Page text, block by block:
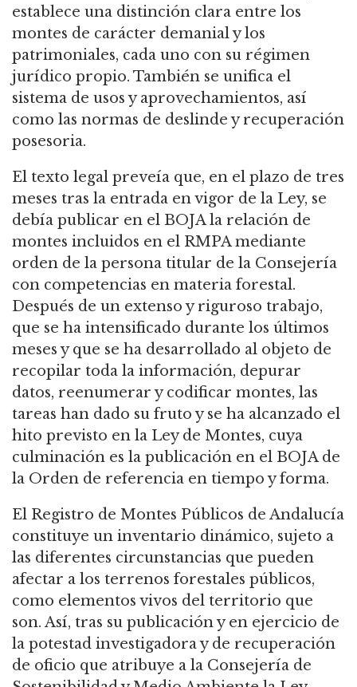
establece una distinción clara entre los
montes de carácter demanial y los
patrimoniales, cada uno con su régimen
jurídico propio. También se unifica el
sistema de usos y aprovechamientos, así
como las normas de deslinde y recuperación
posesoria.
El texto legal preveía que, en el plazo de tres
meses tras la entrada en vigor de la Ley, se
debía publicar en el BOJA la relación de
montes incluidos en el RMPA mediante
orden de la persona titular de la Consejería
con competencias en materia forestal.
Después de un extenso y riguroso trabajo,
que se ha intensificado durante los últimos
meses y que se ha desarrollado al objeto de
recopilar toda la información, depurar
datos, reenumerar y codificar montes, las
tareas han dado su fruto y se ha alcanzado el
hito previsto en la Ley de Montes, cuya
culminación es la publicación en el BOJA de
la Orden de referencia en tiempo y forma.
El Registro de Montes Públicos de Andalucía
constituye un inventario dinámico, sujeto a
las diferentes circunstancias que pueden
afectar a los terrenos forestales públicos,
como elementos vivos del territorio que
son. Así, tras su publicación y en ejercicio de
la potestad investigadora y de recuperación
de oficio que atribuye a la Consejería de